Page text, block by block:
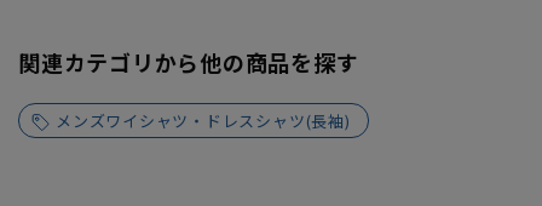
関連カテゴリから他の商品を探す
メンズワイシャツ・ドレスシャツ(長袖)